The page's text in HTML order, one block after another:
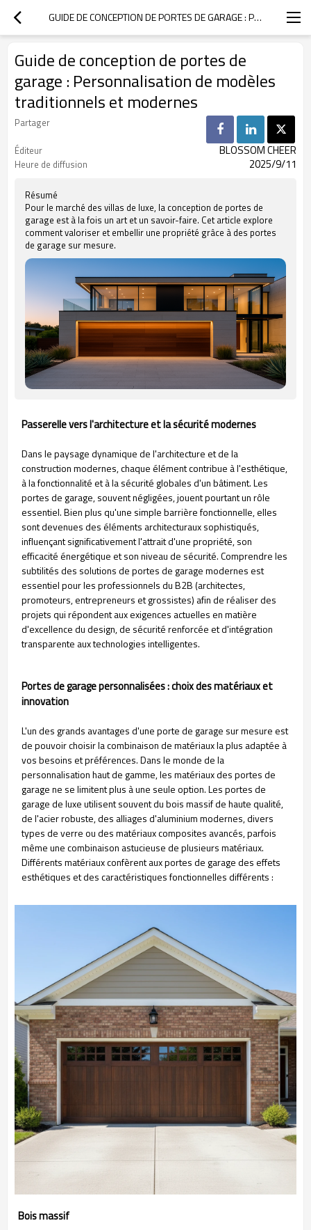
GUIDE DE CONCEPTION DE PORTES DE GARAGE : PERSONNALISATION DE MODÈLES TRADITIONNELS ET MODERNES
Guide de conception de portes de
garage : Personnalisation de modèles
traditionnels et modernes
Partager
Éditeur
BLOSSOM CHEER
Heure de diffusion 2025/9/11
Résumé
Pour le marché des villas de luxe, la conception de portes de
garage est à la fois un art et un savoir-faire. Cet article explore
comment valoriser et embellir une propriété grâce à des portes
de garage sur mesure.
Passerelle vers l'architecture et la sécurité modernes
Dans le paysage dynamique de l'architecture et de la
construction modernes, chaque élément contribue à l'esthétique,
à la fonctionnalité et à la sécurité globales d'un bâtiment. Les
portes de garage, souvent négligées, jouent pourtant un rôle
essentiel. Bien plus qu'une simple barrière fonctionnelle, elles
sont devenues des éléments architecturaux sophistiqués,
influençant significativement l'attrait d'une propriété, son
efficacité énergétique et son niveau de sécurité. Comprendre les
subtilités des solutions de portes de garage modernes est
essentiel pour les professionnels du B2B (architectes,
promoteurs, entrepreneurs et grossistes) afin de réaliser des
projets qui répondent aux exigences actuelles en matière
d'excellence du design, de sécurité renforcée et d'intégration
transparente aux technologies intelligentes.
Portes de garage personnalisées : choix des matériaux et
innovation
L'un des grands avantages d'une porte de garage sur mesure est
de pouvoir choisir la combinaison de matériaux la plus adaptée à
vos besoins et préférences. Dans le monde de la
personnalisation haut de gamme, les matériaux des portes de
garage ne se limitent plus à une seule option. Les portes de
garage de luxe utilisent souvent du bois massif de haute qualité,
de l'acier robuste, des alliages d'aluminium modernes, divers
types de verre ou des matériaux composites avancés, parfois
même une combinaison astucieuse de plusieurs matériaux.
Différents matériaux confèrent aux portes de garage des effets
esthétiques et des caractéristiques fonctionnelles différents :
Bois massif